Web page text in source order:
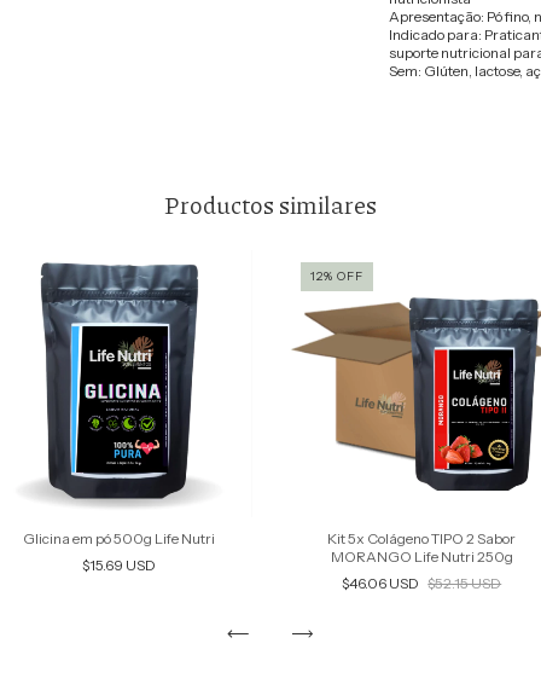
Apresentação: Pó fino,
Indicado para:
suporte nutricional
Sem: Glúten, lactose,
Productos similares
Glicina em pó 500g Life Nutri
$15.69 USD
12% OFF
Kit 5x Colágeno TIPO 2 Sabor
MORANGO Life Nutri 250g
$46.06 USD $52.15 USD